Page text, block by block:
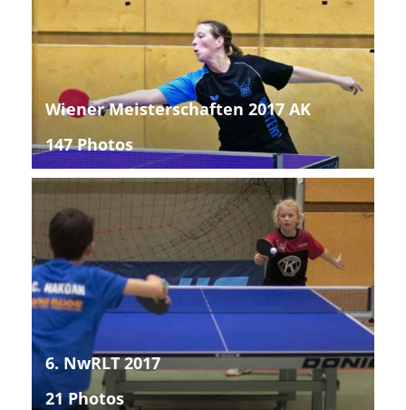
Wiener Meisterschaften 2017 AK
147 Photos
6. NwRLT 2017
21 Photos